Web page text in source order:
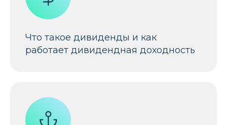
Что такое дивиденды и как
работает дивидендная доходность